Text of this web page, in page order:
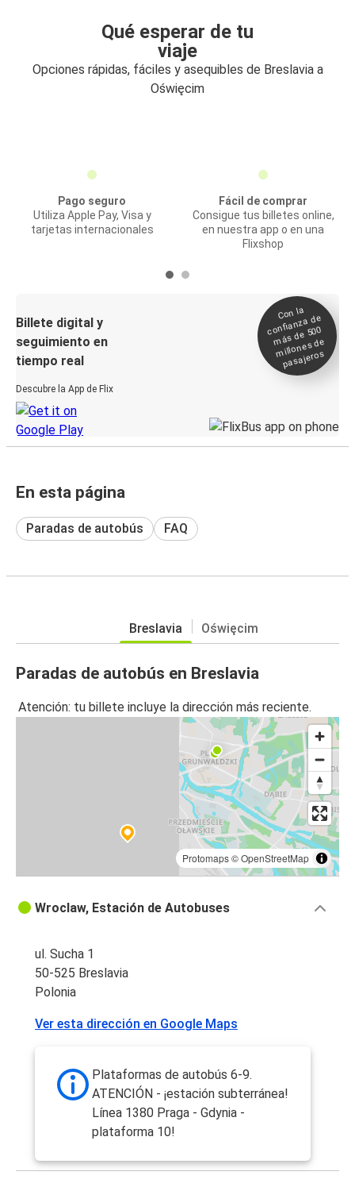
Qué esperar de tu
viaje
Opciones rápidas, fáciles y asequibles de Breslavia a
Oświęcim
Pago seguro
Utiliza Apple Pay, Visa y
tarjetas internacionales
Fácil de comprar
Consigue tus billetes online,
en nuestra app o en una
Flixshop
Billete digital y
seguimiento en
tiempo real
Descubre la App de Flix
Con la
confianza de
más de 500
millones de
pasajeros
En esta página
Paradas de autobús FAQ
Breslavia Oświęcim
Paradas de autobús en Breslavia
Atención: tu billete incluye la dirección más reciente.
Protomaps©OpenStreetMap
Wroclaw, Estación de Autobuses
ul. Sucha 1
50-525 Breslavia
Polonia
Ver esta dirección en Google Maps
Plataformas de autobús 6-9.
ATENCIÓN - ¡estación subterránea!
Línea 1380 Praga - Gdynia -
plataforma 10!